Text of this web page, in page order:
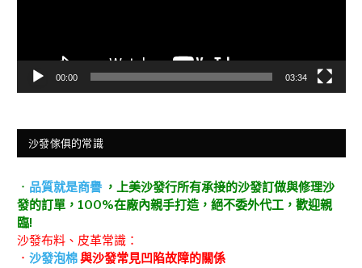
00:00 03:34
沙發傢俱的常識
． 品質就是商譽，上美沙發行所有承接的沙發訂做與修理沙
發的訂單，100%在廠內親手打造，絕不委外代工，歡迎親
臨!
沙發布料、皮革常識：
． 沙發泡棉與沙發常見凹陷故障的關係